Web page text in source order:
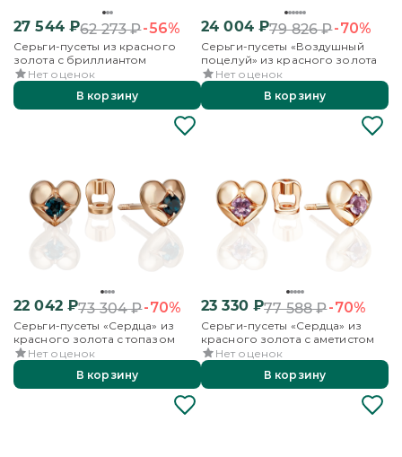
27 544₽62 273₽-56%
Серьги-пусеты из красного
золота с бриллиантом
Нет оценок
В корзину
24 004₽79 826₽-70%
Серьги-пусеты «Воздушный
поцелуй» из красного золота
Нет оценок
В корзину
22 042₽73 304₽-70%
Серьги-пусеты «Сердца» из
красного золота с топазом
Нет оценок
В корзину
23 330₽77 588₽-70%
Серьги-пусеты «Сердца» из
красного золота с аметистом
Нет оценок
В корзину